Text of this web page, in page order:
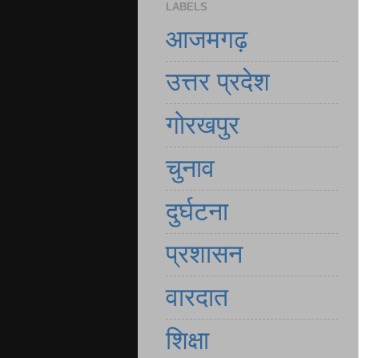
LABELS
आजमगढ़
उत्तर प्रदेश
गोरखपुर
चुनाव
दुर्घटना
प्रशासन
वारदात
शिक्षा